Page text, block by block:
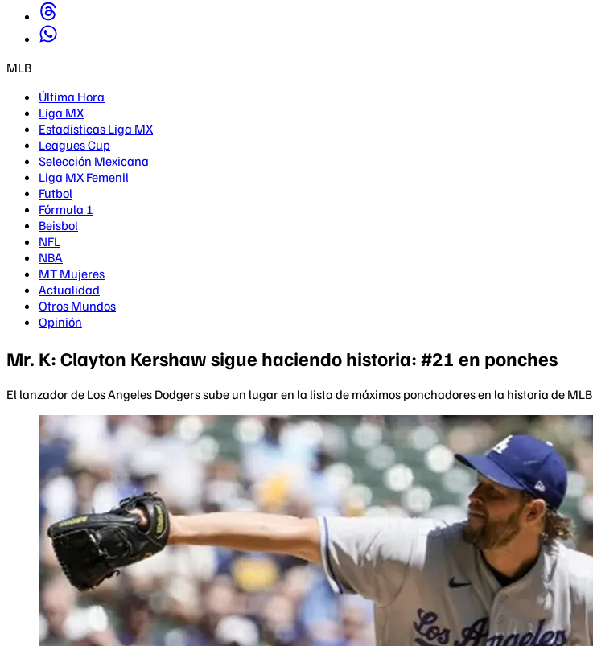
MLB
Última Hora
Liga MX
Estadísticas Liga MX
Leagues Cup
Selección Mexicana
Liga MX Femenil
Futbol
Fórmula 1
Beisbol
NFL
NBA
MT Mujeres
Actualidad
Otros Mundos
Opinión
Mr. K: Clayton Kershaw sigue haciendo historia: #21 en ponches
El lanzador de Los Angeles Dodgers sube un lugar en la lista de máximos ponchadores en la historia de MLB